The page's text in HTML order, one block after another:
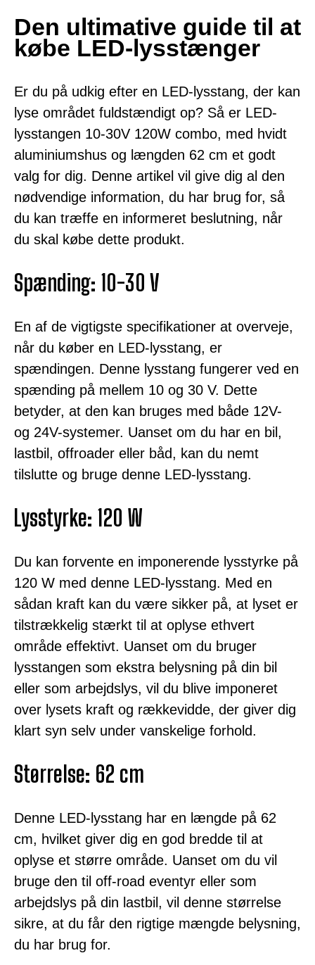
Den ultimative guide til at
købe LED-lysstænger
Er du på udkig efter en LED-lysstang, der kan
lyse området fuldstændigt op? Så er LED-
lysstangen 10-30V 120W combo, med hvidt
aluminiumshus og længden 62 cm et godt
valg for dig. Denne artikel vil give dig al den
nødvendige information, du har brug for, så
du kan træffe en informeret beslutning, når
du skal købe dette produkt.
Spænding: 10-30 V
En af de vigtigste specifikationer at overveje,
når du køber en LED-lysstang, er
spændingen. Denne lysstang fungerer ved en
spænding på mellem 10 og 30 V. Dette
betyder, at den kan bruges med både 12V-
og 24V-systemer. Uanset om du har en bil,
lastbil, offroader eller båd, kan du nemt
tilslutte og bruge denne LED-lysstang.
Lysstyrke: 120 W
Du kan forvente en imponerende lysstyrke på
120 W med denne LED-lysstang. Med en
sådan kraft kan du være sikker på, at lyset er
tilstrækkelig stærkt til at oplyse ethvert
område effektivt. Uanset om du bruger
lysstangen som ekstra belysning på din bil
eller som arbejdslys, vil du blive imponeret
over lysets kraft og rækkevidde, der giver dig
klart syn selv under vanskelige forhold.
Størrelse: 62 cm
Denne LED-lysstang har en længde på 62
cm, hvilket giver dig en god bredde til at
oplyse et større område. Uanset om du vil
bruge den til off-road eventyr eller som
arbejdslys på din lastbil, vil denne størrelse
sikre, at du får den rigtige mængde belysning,
du har brug for.